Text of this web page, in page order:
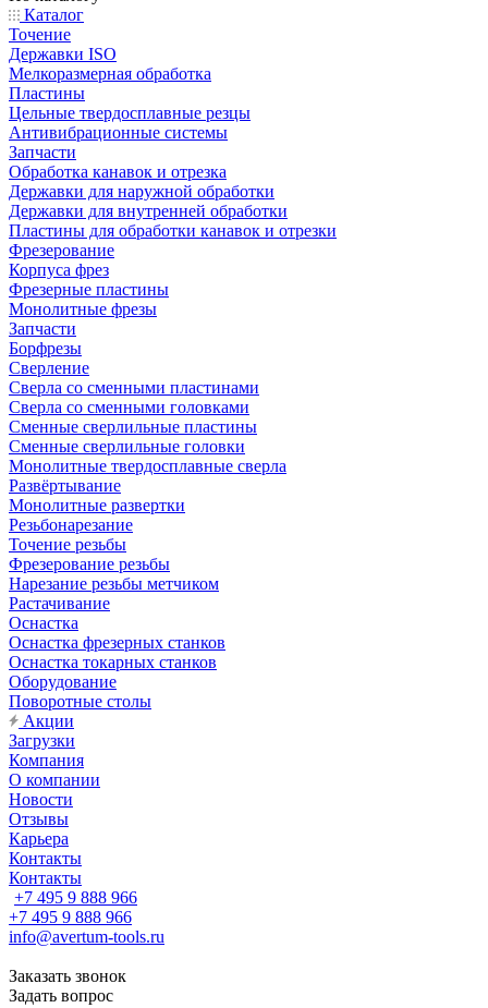
Каталог
Точение
Державки ISO
Мелкоразмерная обработка
Пластины
Цельные твердосплавные резцы
Антивибрационные системы
Запчасти
Обработка канавок и отрезка
Державки для наружной обработки
Державки для внутренней обработки
Пластины для обработки канавок и отрезки
Фрезерование
Корпуса фрез
Фрезерные пластины
Монолитные фрезы
Запчасти
Борфрезы
Сверление
Сверла со сменными пластинами
Сверла со сменными головками
Сменные сверлильные пластины
Сменные сверлильные головки
Монолитные твердосплавные сверла
Развёртывание
Монолитные развертки
Резьбонарезание
Точение резьбы
Фрезерование резьбы
Нарезание резьбы метчиком
Растачивание
Оснастка
Оснастка фрезерных станков
Оснастка токарных станков
Оборудование
Поворотные столы
Акции
Загрузки
Компания
О компании
Новости
Отзывы
Карьера
Контакты
Контакты
+7 495 9 888 966
+7 495 9 888 966
info@avertum-tools.ru
Заказать звонок
Задать вопрос